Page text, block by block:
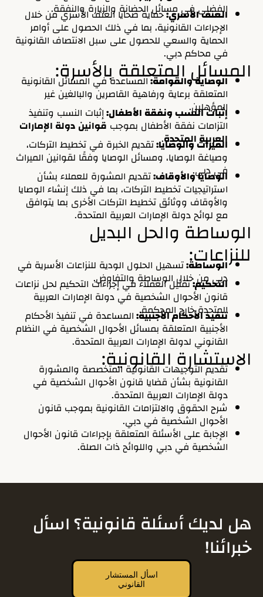
الفضلى في مسائل الحضانة والزيارة والنفقة.
العنف الأسري:حماية ضحايا العنف الأسري من خلال
الإجراءات القانونية، بما في ذلك الحصول على أوامر
الحماية والسعي للحصول على سبل الانتصاف القانونية
في محاكم دبي.
المسائل المتعلقة بالأسرة:
الوصاية والقوامة:المساعدة في المسائل القانونية
المتعلقة برعاية ورفاهية القاصرين والبالغين غير
المؤهلين.
إثبات النسب ونفقة الأطفال:إثبات النسب وتنفيذ
التزامات نفقة الأطفال بموجب قوانين دولة الإمارات
العربية المتحدة.
الميراث والوصايا:تقديم الخبرة في تخطيط التركات،
وصياغة الوصايا، ومسائل الوصايا وفقًا لقوانين الميراث
في دبي.
الوصايا والأوقاف:تقديم المشورة للعملاء بشأن
استراتيجيات تخطيط التركات، بما في ذلك إنشاء الوصايا
والأوقاف ووثائق تخطيط التركات الأخرى بما يتوافق
مع لوائح دولة الإمارات العربية المتحدة.
الوساطة والحل البديل
للنزاعات:
الوساطة:تسهيل الحلول الودية للنزاعات الأسرية في
دبي من خلال الوساطة والتفاوض.
التحكيم:تمثيل العملاء في إجراءات التحكيم لحل نزاعات
قانون الأحوال الشخصية في دولة الإمارات العربية
المتحدة خارج المحكمة.
تنفيذ الأحكام الأجنبية:المساعدة في تنفيذ الأحكام
الأجنبية المتعلقة بمسائل الأحوال الشخصية في النظام
القانوني لدولة الإمارات العربية المتحدة.
الاستشارة القانونية:
تقديم التوجيهات القانونية المتخصصة والمشورة
القانونية بشأن قضايا قانون الأحوال الشخصية في
دولة الإمارات العربية المتحدة.
شرح الحقوق والالتزامات القانونية بموجب قانون
الأحوال الشخصية في دبي.
الإجابة على الأسئلة المتعلقة بإجراءات قانون الأحوال
الشخصية في دبي واللوائح ذات الصلة.
هل لديك أسئلة قانونية؟ اسأل
خبرائنا!
اسأل المستشار
القانوني